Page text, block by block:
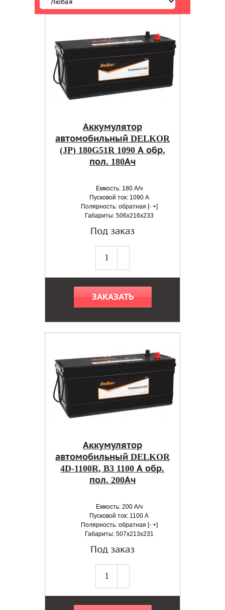
Аккумулятор
автомобильный DELKOR
(JP) 180G51R 1090 А обр.
пол. 180Ач
Емкость: 180 А/ч
Пусковой ток: 1090 А
Полярность: обратная [- +]
Габариты: 506x216x233
Под заказ
ЗАКАЗАТЬ
Аккумулятор
автомобильный DELKOR
4D-1100R, B3 1100 А обр.
пол. 200Ач
Емкость: 200 А/ч
Пусковой ток: 1100 А
Полярность: обратная [- +]
Габариты: 507x213x231
Под заказ